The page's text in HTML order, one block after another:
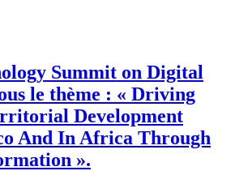
Summit on Digital
le thème : « Driving
Development
And In Africa Through
».